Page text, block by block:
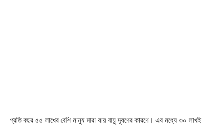
প্রতি বছর ৫৫ লাখের বেশি মানুষ মারা যায় বায়ু দূষণের কারণে। এর মধ্যে ৩০ লাখই